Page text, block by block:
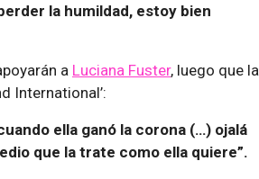
la humildad, estoy bien
a Luciana Fuster, luego que la
International’:
ella ganó la corona (…) ojalá
que la trate como ella quiere”.